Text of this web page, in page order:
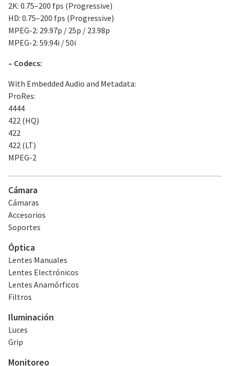
2K: 0.75–200 fps (Progressive)
HD: 0.75–200 fps (Progressive)
MPEG-2: 29.97p / 25p / 23.98p
MPEG-2: 59.94i / 50i
– Codecs:
With Embedded Audio and Metadata:
ProRes:
4444
422 (HQ)
422
422 (LT)
MPEG-2
Cámara
Cámaras
Accesorios
Soportes
Óptica
Lentes Manuales
Lentes Electrónicos
Lentes Anamórficos
Filtros
Iluminación
Luces
Grip
Monitoreo